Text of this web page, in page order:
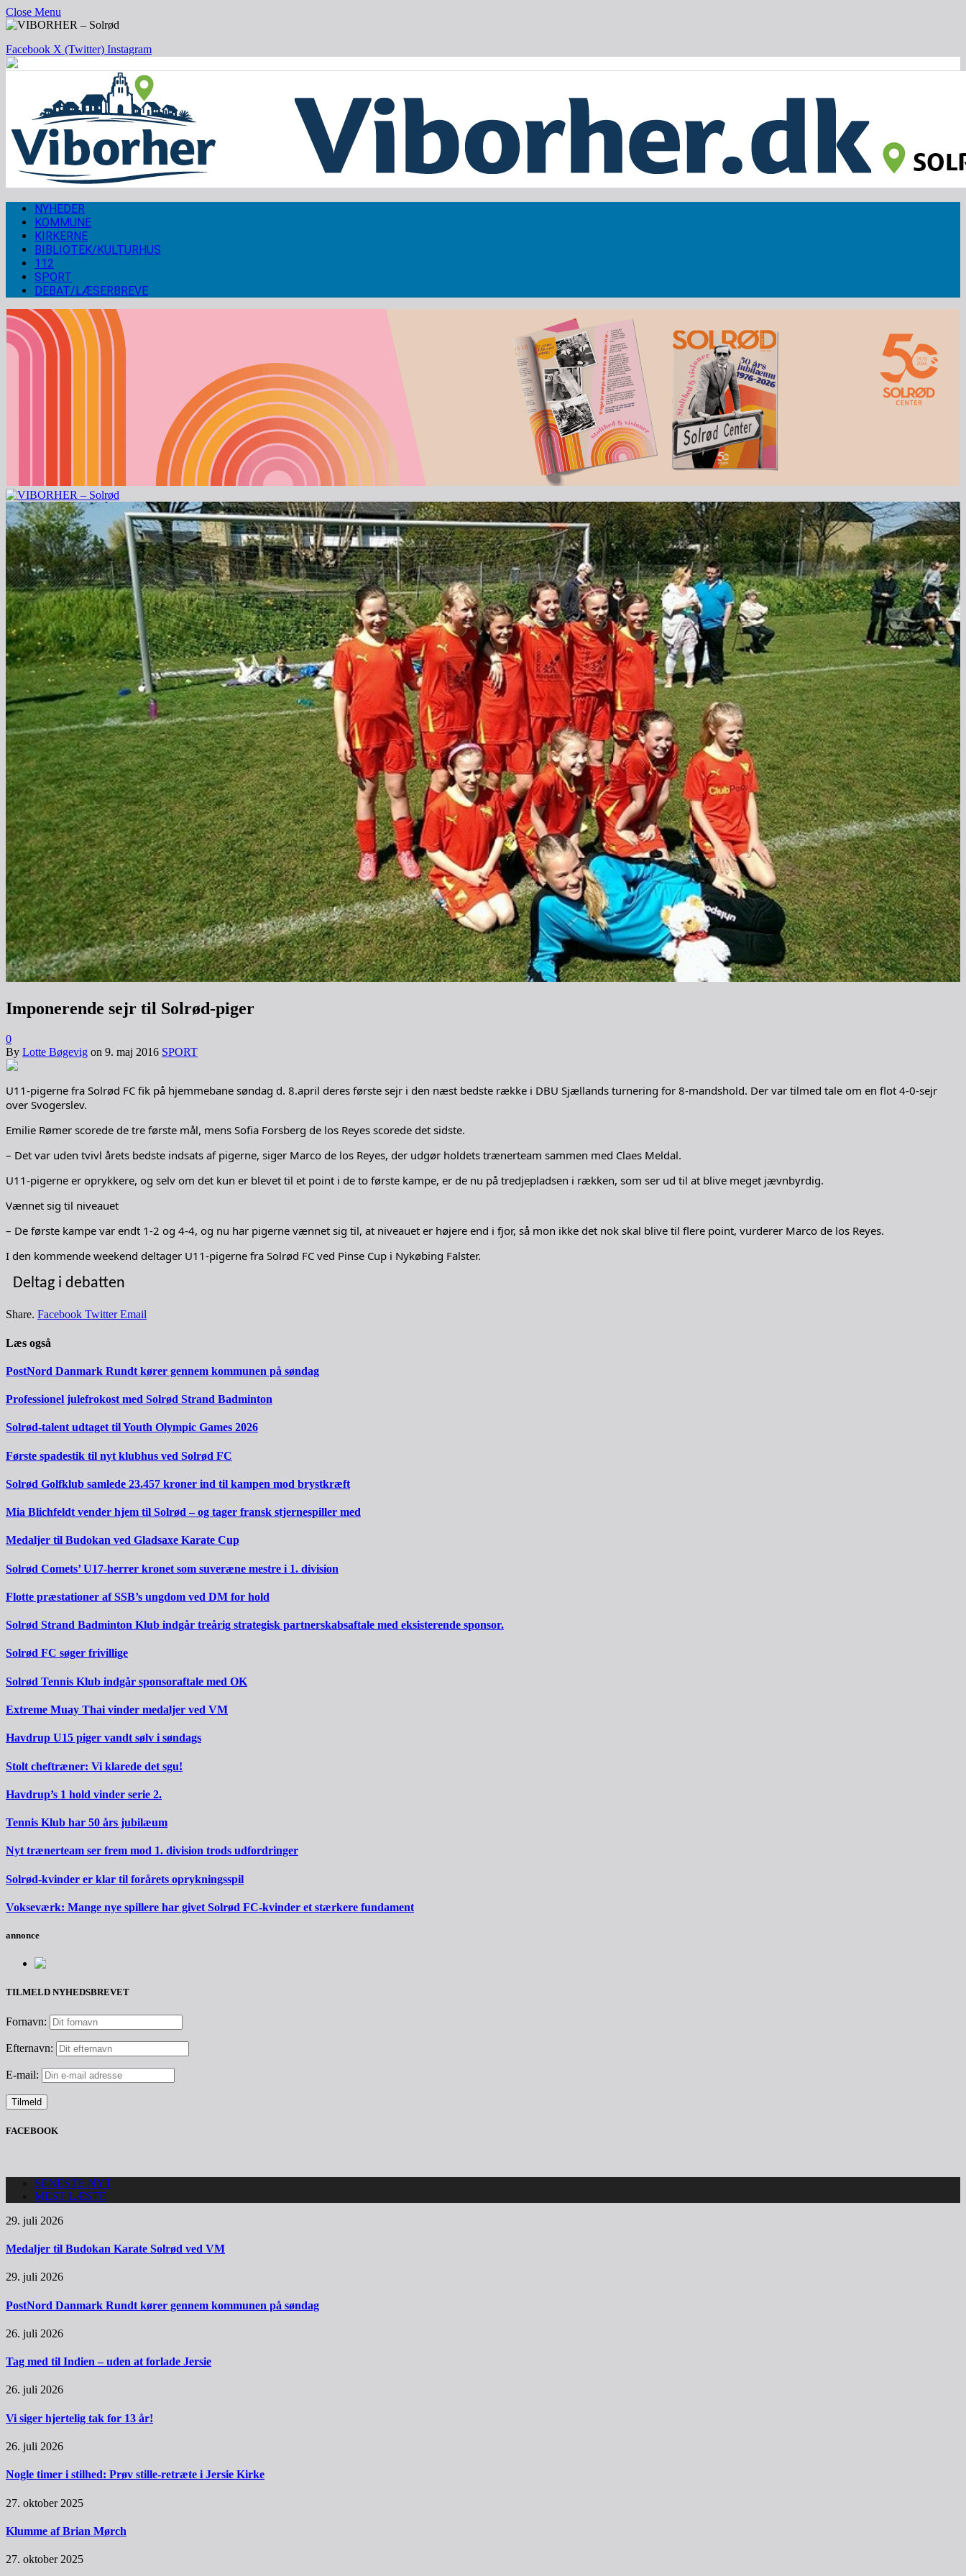
Close Menu
Facebook X (Twitter) Instagram
NYHEDER
KOMMUNE
KIRKERNE
BIBLIOTEK/KULTURHUS
112
SPORT
DEBAT/LÆSERBREVE
Imponerende sejr til Solrød-piger
0
By Lotte Bøgevig on 9. maj 2016 SPORT
U11-pigerne fra Solrød FC fik på hjemmebane søndag d. 8.april deres første sejr i den næst bedste række i DBU Sjællands turnering for 8-mandshold. Der var tilmed tale om en flot 4-0-sejr
over Svogerslev.
Emilie Rømer scorede de tre første mål, mens Sofia Forsberg de los Reyes scorede det sidste.
– Det var uden tvivl årets bedste indsats af pigerne, siger Marco de los Reyes, der udgør holdets trænerteam sammen med Claes Meldal.
U11-pigerne er oprykkere, og selv om det kun er blevet til et point i de to første kampe, er de nu på tredjepladsen i rækken, som ser ud til at blive meget jævnbyrdig.
Vænnet sig til niveauet
– De første kampe var endt 1-2 og 4-4, og nu har pigerne vænnet sig til, at niveauet er højere end i fjor, så mon ikke det nok skal blive til flere point, vurderer Marco de los Reyes.
I den kommende weekend deltager U11-pigerne fra Solrød FC ved Pinse Cup i Nykøbing Falster.
Deltag i debatten
Share. Facebook Twitter Email
Læs også
PostNord Danmark Rundt kører gennem kommunen på søndag
Professionel julefrokost med Solrød Strand Badminton
Solrød-talent udtaget til Youth Olympic Games 2026
Første spadestik til nyt klubhus ved Solrød FC
Solrød Golfklub samlede 23.457 kroner ind til kampen mod brystkræft
Mia Blichfeldt vender hjem til Solrød – og tager fransk stjernespiller med
Medaljer til Budokan ved Gladsaxe Karate Cup
Solrød Comets’ U17-herrer kronet som suveræne mestre i 1. division
Flotte præstationer af SSB’s ungdom ved DM for hold
Solrød Strand Badminton Klub indgår treårig strategisk partnerskabsaftale med eksisterende sponsor.
Solrød FC søger frivillige
Solrød Tennis Klub indgår sponsoraftale med OK
Extreme Muay Thai vinder medaljer ved VM
Havdrup U15 piger vandt sølv i søndags
Stolt cheftræner: Vi klarede det sgu!
Havdrup’s 1 hold vinder serie 2.
Tennis Klub har 50 års jubilæum
Nyt trænerteam ser frem mod 1. division trods udfordringer
Solrød-kvinder er klar til forårets oprykningsspil
Vokseværk: Mange nye spillere har givet Solrød FC-kvinder et stærkere fundament
annonce
TILMELD NYHEDSBREVET
Fornavn:
Efternavn:
E-mail:
FACEBOOK
SENESTE NYT
MEST LÆSTE
29. juli 2026
Medaljer til Budokan Karate Solrød ved VM
29. juli 2026
PostNord Danmark Rundt kører gennem kommunen på søndag
26. juli 2026
Tag med til Indien – uden at forlade Jersie
26. juli 2026
Vi siger hjertelig tak for 13 år!
26. juli 2026
Nogle timer i stilhed: Prøv stille-retræte i Jersie Kirke
27. oktober 2025
Klumme af Brian Mørch
27. oktober 2025